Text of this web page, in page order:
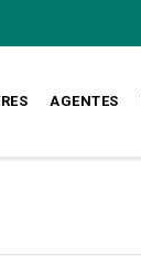
AGENTES